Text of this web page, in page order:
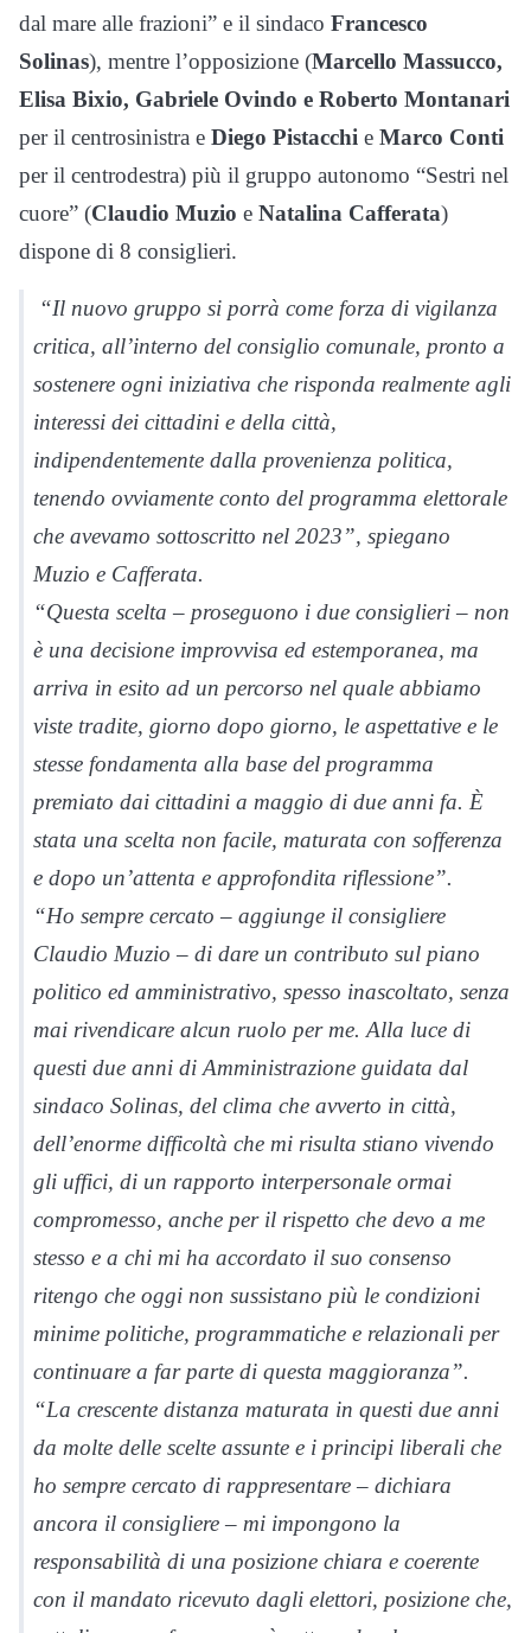
dal mare alle frazioni” e il sindaco Francesco
Solinas), mentre l’opposizione (Marcello Massucco,
Elisa Bixio, Gabriele Ovindo e Roberto Montanari
per il centrosinistra e Diego Pistacchi e Marco Conti
per il centrodestra) più il gruppo autonomo “Sestri nel
cuore” (Claudio Muzio e Natalina Cafferata)
dispone di 8 consiglieri.
“Il nuovo gruppo si porrà come forza di vigilanza
critica, all’interno del consiglio comunale, pronto a
sostenere ogni iniziativa che risponda realmente agli
interessi dei cittadini e della città,
indipendentemente dalla provenienza politica,
tenendo ovviamente conto del programma elettorale
che avevamo sottoscritto nel 2023”, spiegano
Muzio e Cafferata.
“Questa scelta – proseguono i due consiglieri – non
è una decisione improvvisa ed estemporanea, ma
arriva in esito ad un percorso nel quale abbiamo
viste tradite, giorno dopo giorno, le aspettative e le
stesse fondamenta alla base del programma
premiato dai cittadini a maggio di due anni fa. È
stata una scelta non facile, maturata con sofferenza
e dopo un’attenta e approfondita riflessione”.
“Ho sempre cercato – aggiunge il consigliere
Claudio Muzio – di dare un contributo sul piano
politico ed amministrativo, spesso inascoltato, senza
mai rivendicare alcun ruolo per me. Alla luce di
questi due anni di Amministrazione guidata dal
sindaco Solinas, del clima che avverto in città,
dell’enorme difficoltà che mi risulta stiano vivendo
gli uffici, di un rapporto interpersonale ormai
compromesso, anche per il rispetto che devo a me
stesso e a chi mi ha accordato il suo consenso
ritengo che oggi non sussistano più le condizioni
minime politiche, programmatiche e relazionali per
continuare a far parte di questa maggioranza”.
“La crescente distanza maturata in questi due anni
da molte delle scelte assunte e i principi liberali che
ho sempre cercato di rappresentare – dichiara
ancora il consigliere – mi impongono la
responsabilità di una posizione chiara e coerente
con il mandato ricevuto dagli elettori, posizione che,